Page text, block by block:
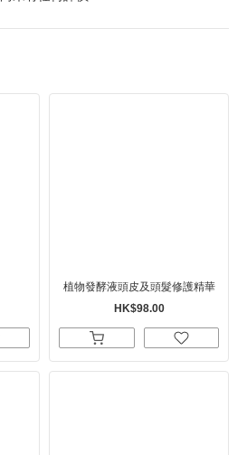
植物發酵液頭皮及頭髮修護精華
HK$98.00